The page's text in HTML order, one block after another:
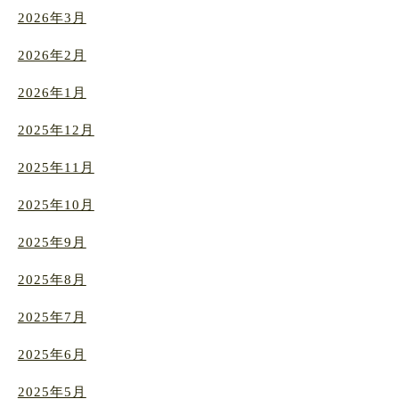
2026年3月
2026年2月
2026年1月
2025年12月
2025年11月
2025年10月
2025年9月
2025年8月
2025年7月
2025年6月
2025年5月